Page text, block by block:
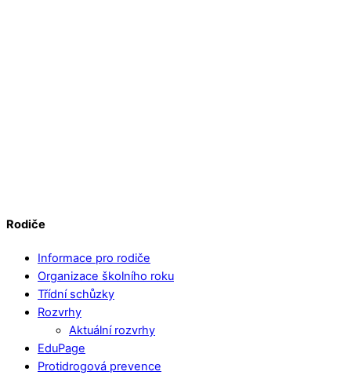
Rodiče
Informace pro rodiče
Organizace školního roku
Třídní schůzky
Rozvrhy
Aktuální rozvrhy
EduPage
Protidrogová prevence